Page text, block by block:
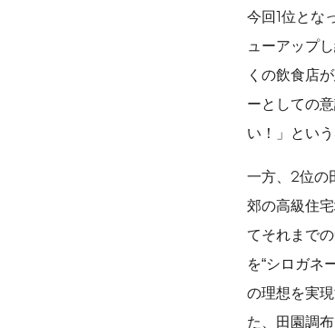
今回1位とな
ューアップ
くの飲食店
ーとしての
い！」とい
一方、2位の
郊の高級住
てそれまで
を“シロガネ
の理想を実
た、田園調